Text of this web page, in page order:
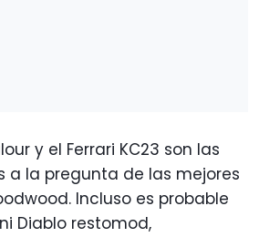
y el Ferrari KC23 son las
a la pregunta de las mejores
Incluso es probable
Diablo restomod,